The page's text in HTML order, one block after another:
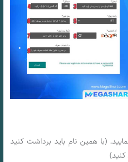
نمایید. (با همین نام باید برداشت کنید